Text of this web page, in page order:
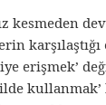
kesmeden
erişmek’
kullanmak’